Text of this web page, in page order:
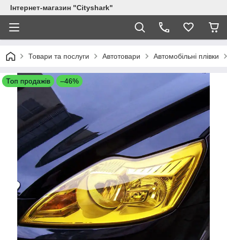
Інтернет-магазин "Сityshark"
Товари та послуги Автотовари Автомобільні плівки
Топ продажів –46%